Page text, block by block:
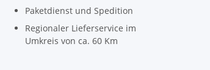
Paketdienst und Spedition
Regionaler Lieferservice im
Umkreis von ca. 60 Km